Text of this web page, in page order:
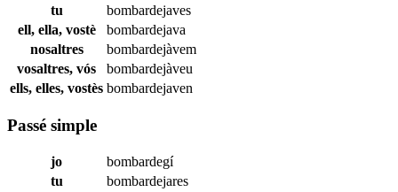
tu
bombardejaves
ell, ella, vostè
bombardejava
nosaltres
bombardejàvem
vosaltres, vós
bombardejàveu
ells, elles, vostès bombardejaven
Passé simple
jo
bombardegí
tu
bombardejares